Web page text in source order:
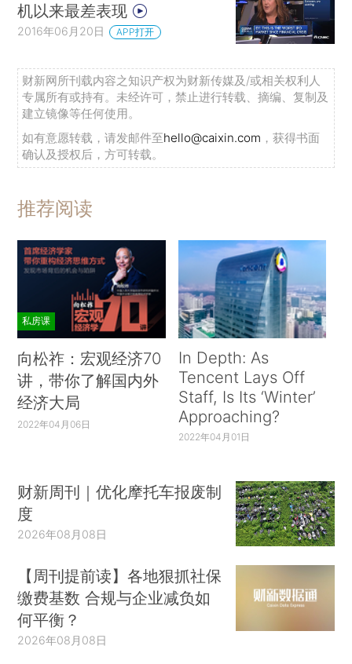
机以来最差表现
2016年06月20日 APP打开
财新网所刊载内容之知识产权为财新传媒及/或相关权利人
专属所有或持有。未经许可，禁止进行转载、摘编、复制及
建立镜像等任何使用。
如有意愿转载，请发邮件至hello@caixin.com ，获得书面
确认及授权后，方可转载。
推荐阅读
私房课
向松祚：宏观经济70
讲，带你了解国内外
经济大局
2022年04月06日
In Depth: As
Tencent Lays Off
Staff, Is Its ‘Winter’
Approaching?
2022年04月01日
财新周刊｜优化摩托车报废制
度
2026年08月08日
【周刊提前读】各地狠抓社保
缴费基数 合规与企业减负如
何平衡？
2026年08月08日